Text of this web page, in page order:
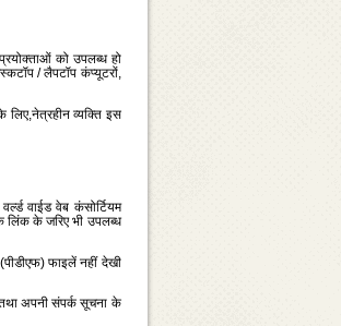
को उपलब्‍ध हो
/ लैपटॉप कंप्‍यूटरों,
लिए,नेत्रहीन व्‍यक्‍ति इस
वाईड वेब कंसोर्टियम
के लिंक के जरिए भी उपलब्‍ध
फाइलें नहीं देखी
अपनी संपर्क सूचना के